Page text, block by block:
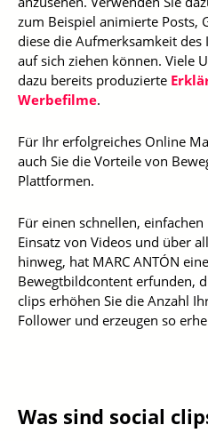
zum Beispiel animierte Posts,
diese die Aufmerksamkeit
auf sich ziehen können. Viele
dazu bereits produzierte
Werbefilme.
Für Ihr erfolgreiches Online
auch Sie die Vorteile von
Plattformen.
Für einen schnellen,
Einsatz von Videos und über
hinweg, hat MARC ANTÓN
Bewegtbildcontent erfunden,
clips erhöhen Sie die Anzahl
Follower und erzeugen so
Was sind social